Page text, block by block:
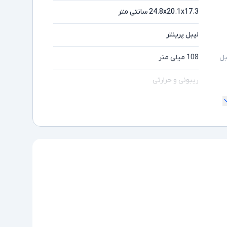
24.8x20.1x17.3 سانتی متر
لیبل پرینتر
108 میلی متر
ریبونی و حرارتی
دارد